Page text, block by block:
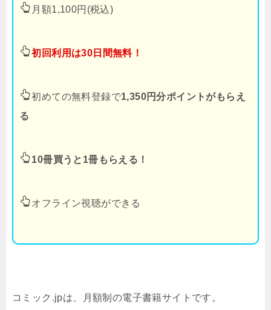
月額1,100円(税込)
初回利用は30日間無料！
初めての無料登録で1,350円分ポイントがもらえ
る
10冊買うと1冊もらえる！
オフライン視聴ができる
コミック.jpは、月額制の電子書籍サイトです。